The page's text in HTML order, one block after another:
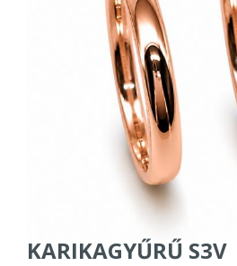
KARIKAGYŰRŰ S3V